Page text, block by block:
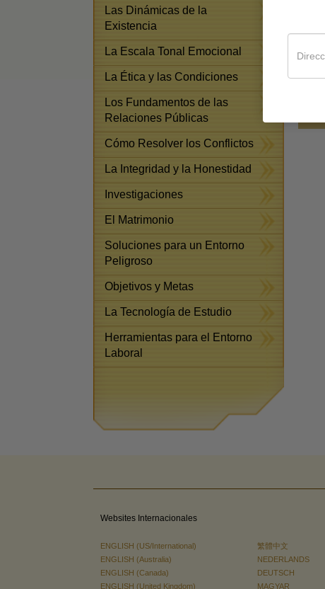
Las Dinámicas de la
Existencia
La Escala Tonal Emocional
La Ética y las Condiciones
Los Fundamentos de las
Relaciones Públicas
Cómo Resolver los Conflictos
La Integridad y la Honestidad
Investigaciones
El Matrimonio
Soluciones para un Entorno
Peligroso
Objetivos y Metas
La Tecnología de Estudio
Herramientas para el Entorno
Laboral
Websites Internacionales
ENGLISH (US/International)
ENGLISH (Australia)
ENGLISH (Canada)
ENGLISH (United Kingdom)
繁體中文
NEDERLANDS
DEUTSCH
MAGYAR